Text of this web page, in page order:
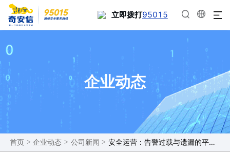
立即拨打95015
企业动态
首页 > 企业动态 > 公司新闻 > 安全运营：告警过载与遗漏的平衡艺术